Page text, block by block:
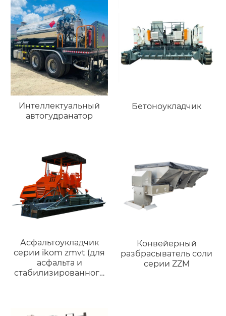
Интеллектуальный
автогудранатор
Бетоноукладчик
Асфальтоукладчик
серии ikom zmvt (для
асфальта и
стабилизированного
Конвейерный
разбрасыватель соли
серии ZZM